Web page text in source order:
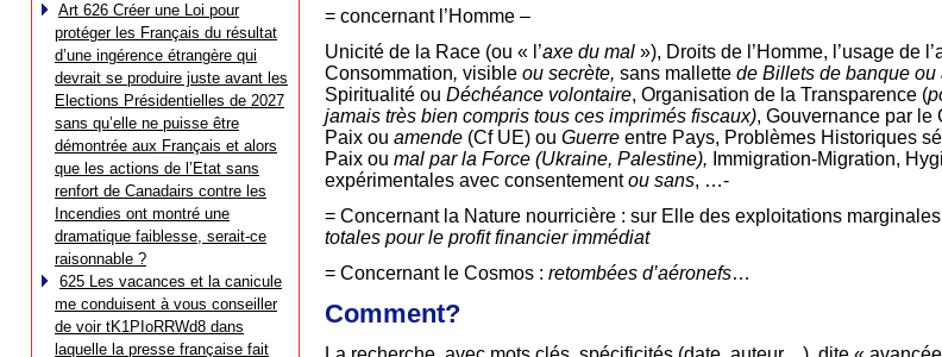
Art 626 Créer une Loi pour
protéger les Français du résultat
d’une ingérence étrangère qui
devrait se produire juste avant les
Elections Présidentielles de 2027
sans qu’elle ne puisse être
démontrée aux Français et alors
que les actions de l’Etat sans
renfort de Canadairs contre les
Incendies ont montré une
dramatique faiblesse, serait-ce
raisonnable ?
625 Les vacances et la canicule
me conduisent à vous conseiller
de voir tK1PIoRRWd8 dans
laquelle la presse française fait
= concernant l’Homme –
Unicité de la Race (ou « l’axe du mal »), Droits de l’Homme, l’usage de
Consommation, visible ou secrète, sans mallette de Billets de banque ou
Spiritualité ou Déchéance volontaire, Organisation de la Transparence (
jamais très bien compris tous ces imprimés fiscaux), Gouvernance par le
Paix ou amende (Cf UE) ou Guerre entre Pays, Problèmes Historiques
Paix ou mal par la Force (Ukraine, Palestine), Immigration-Migration,
expérimentales avec consentementou sans, …-
= Concernant la Nature nourricière : sur Elle des exploitations
totales pour le profit financier immédiat
= Concernant le Cosmos : retombées d’aéronefs…
Comment?